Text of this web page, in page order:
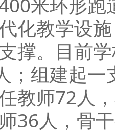
米环形
化教学设
撑。目前
；组建起
教师72人
36人，骨